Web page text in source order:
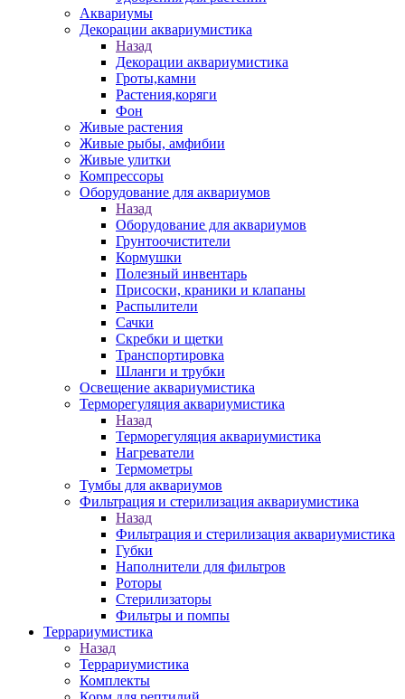
Аквариумы
Декорации аквариумистика
Назад
Декорации аквариумистика
Гроты,камни
Растения,коряги
Фон
Живые растения
Живые рыбы, амфибии
Живые улитки
Компрессоры
Оборудование для аквариумов
Назад
Оборудование для аквариумов
Грунтоочистители
Кормушки
Полезный инвентарь
Присоски, краники и клапаны
Распылители
Сачки
Скребки и щетки
Транспортировка
Шланги и трубки
Освещение аквариумистика
Терморегуляция аквариумистика
Назад
Терморегуляция аквариумистика
Нагреватели
Термометры
Тумбы для аквариумов
Фильтрация и стерилизация аквариумистика
Назад
Фильтрация и стерилизация аквариумистика
Губки
Наполнители для фильтров
Роторы
Стерилизаторы
Фильтры и помпы
Террариумистика
Назад
Террариумистика
Комплекты